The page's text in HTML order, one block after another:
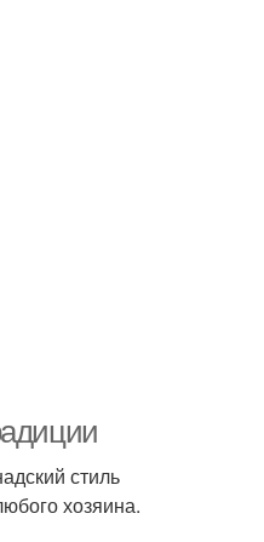
стиль
хозяина.